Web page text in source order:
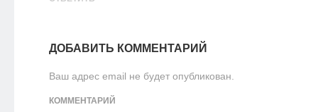
ДОБАВИТЬ КОММЕНТАРИЙ
Ваш адрес email не будет опубликован.
КОММЕНТАРИЙ